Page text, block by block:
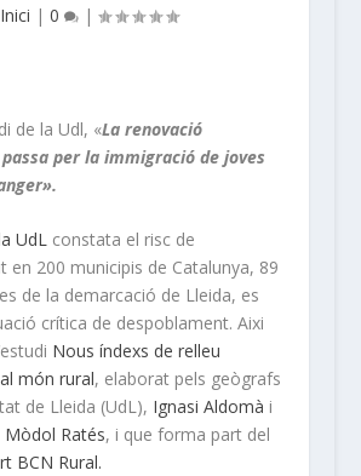
Inici |0 |
de la Udl, «La renovació
per la immigració de joves
UdL constata el risc de
en 200 municipis de Catalunya, 89
de la demarcació de Lleida, es
crítica de despoblament. Aixi
Nous índexs de relleu
món rural, elaborat pels geògrafs
de Lleida (UdL), Ignasi Aldomà i
Mòdol Ratés, i que forma part del
BCN Rural.